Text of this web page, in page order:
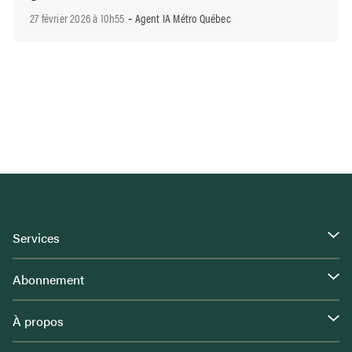
27 février 2026 à 10h55 - Agent IA Métro Québec
Services
Abonnement
À propos